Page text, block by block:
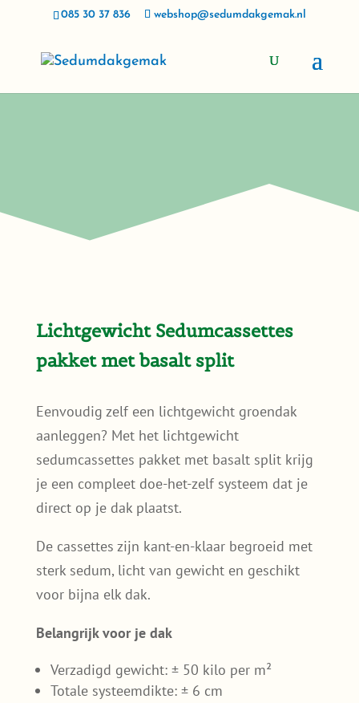
085 30 37 836 webshop@sedumdakgemak.nl
Lichtgewicht Sedumcassettes
pakket met basalt split
Eenvoudig zelf een lichtgewicht groendak
aanleggen? Met het lichtgewicht
sedumcassettes pakket met basalt split krijg
je een compleet doe-het-zelf systeem dat je
direct op je dak plaatst.
De cassettes zijn kant-en-klaar begroeid met
sterk sedum, licht van gewicht en geschikt
voor bijna elk dak.
Belangrijk voor je dak
Verzadigd gewicht: ± 50 kilo per m²
Totale systeemdikte: ± 6 cm